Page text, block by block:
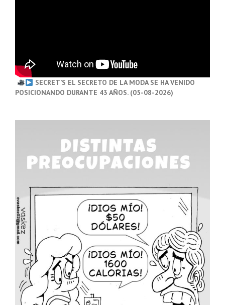
SECRET’S EL SECRETO DE LA MODA SE HA VENIDO
POSICIONANDO DURANTE 43 AÑOS. (05-08-2026)